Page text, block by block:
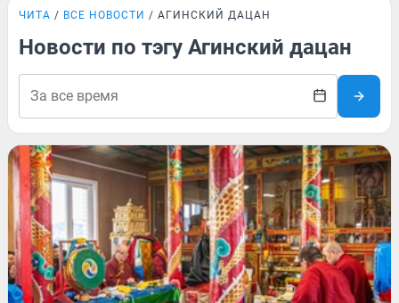
ЧИТА ВСЕ НОВОСТИ АГИНСКИЙ ДАЦАН
Новости по тэгу Агинский дацан